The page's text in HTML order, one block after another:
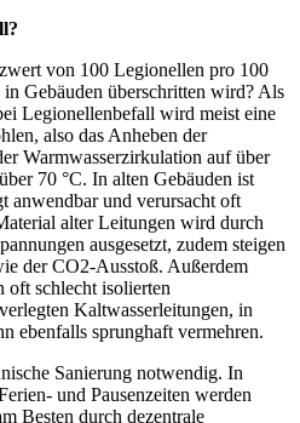
von 100 Legionellen pro 100
Gebäuden überschritten wird? Als
Legionellenbefall wird meist eine
also das Anheben der
Warmwasserzirkulation auf über
70 °C. In alten Gebäuden ist
anwendbar und verursacht oft
alter Leitungen wird durch
ausgesetzt, zudem steigen
der CO2-Ausstoß. Außerdem
oft schlecht isolierten
Kaltwasserleitungen, in
ebenfalls sprunghaft vermehren.
Sanierung notwendig. In
und Pausenzeiten werden
Besten durch dezentrale